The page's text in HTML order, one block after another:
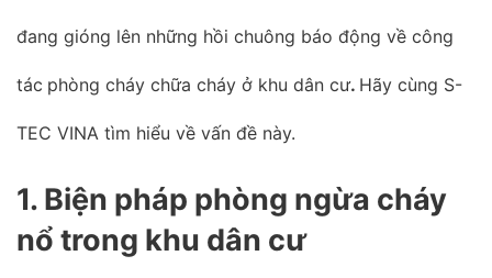
đang gióng lên những hồi chuông báo động về công
tác phòng cháy chữa cháy ở khu dân cư. Hãy cùng S-
TEC VINA tìm hiểu về vấn đề này.
1. Biện pháp phòng ngừa cháy
nổ trong khu dân cư